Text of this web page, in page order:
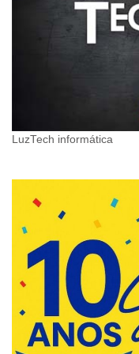
LuzTech informática